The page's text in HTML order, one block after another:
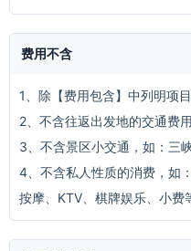
费用不含
1、除【费用包含】中列明项
2、不含往返出发地的交通费
3、不含景区小交通，如：三
4、不含私人性质的消费，如
按摩、KTV、棋牌娱乐、小费